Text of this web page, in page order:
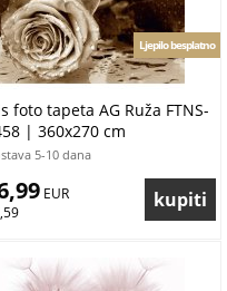
foto tapeta AG Ruža FTNS-
| 360x270 cm
Ljepilo besplatno
5-10 dana
EUR